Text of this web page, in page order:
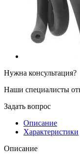
Нужна консультация?
Наши специалисты
Задать вопрос
Описание
Характеристики
Описание